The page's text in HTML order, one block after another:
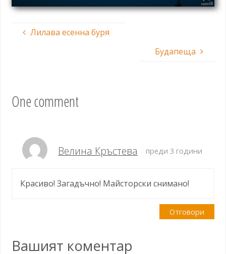
Лилава есенна буря
Будапеща
One comment
Велина Кръстева преди 3 години
Красиво! Загадъчно! Майсторски снимано!
Отговори
Вашият коментар